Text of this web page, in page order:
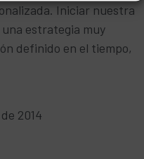
Iniciar nuestra
estrategia muy
definido en el tiempo,
2014